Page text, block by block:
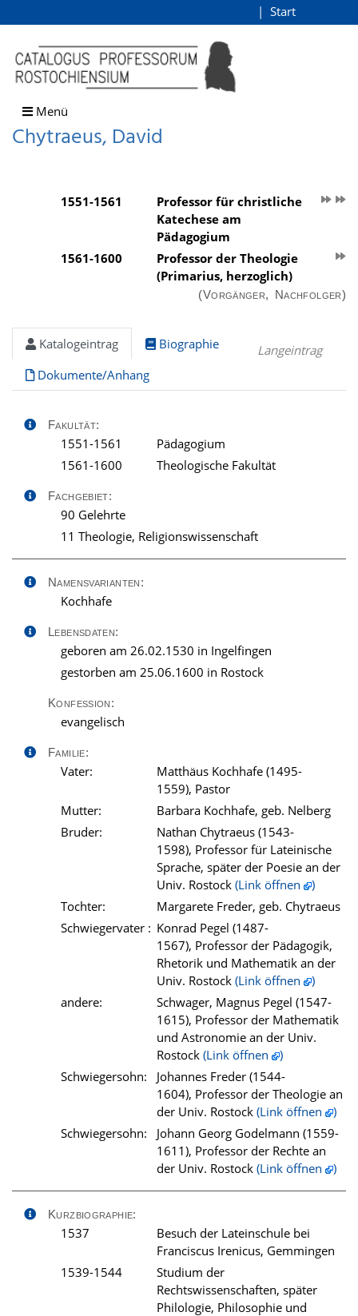
Chytraeus, David
direkt zum Inhalt
Start
Menü
Chytraeus, David
1551-1561
Professor für christliche
Katechese am
Pädagogium
1561-1600
Professor der Theologie
(Primarius, herzoglich)
(Vorgänger, Nachfolger)
Katalogeintrag
Biographie
Dokumente/Anhang
Langeintrag
Fakultät:
1551-1561
Pädagogium
1561-1600
Theologische Fakultät
Fachgebiet:
90 Gelehrte
11 Theologie, Religionswissenschaft
Namensvarianten:
Kochhafe
Lebensdaten:
geboren am 26.02.1530 in Ingelfingen
gestorben am 25.06.1600 in Rostock
Konfession:
evangelisch
Familie:
Vater:
Matthäus Kochhafe (1495-
1559), Pastor
Mutter:
Barbara Kochhafe, geb. Nelberg
Bruder:
Nathan Chytraeus (1543-
1598), Professor für Lateinische
Sprache, später der Poesie an der
Univ. Rostock (Link öffnen
)
Tochter:
Margarete Freder, geb. Chytraeus
Schwiegervater : Konrad Pegel (1487-
1567), Professor der Pädagogik,
Rhetorik und Mathematik an der
Univ. Rostock (Link öffnen
)
andere:
Schwager, Magnus Pegel (1547-
1615), Professor der Mathematik
und Astronomie an der Univ.
Rostock (Link öffnen
)
Schwiegersohn:
Johannes Freder (1544-
1604), Professor der Theologie an
der Univ. Rostock (Link öffnen
)
Schwiegersohn:
Johann Georg Godelmann (1559-
1611), Professor der Rechte an
der Univ. Rostock (Link öffnen )
Kurzbiographie:
1537
Besuch der Lateinschule bei
Franciscus Irenicus, Gemmingen
1539-1544
Studium der
Rechtswissenschaften, später
Philologie, Philosophie und